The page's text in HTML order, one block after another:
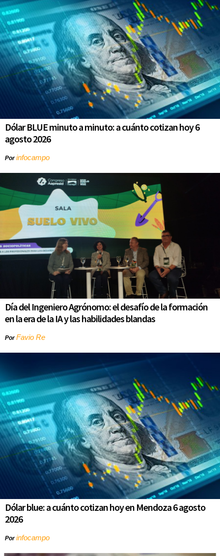
Dólar BLUE minuto a minuto: a cuánto cotizan hoy 6
agosto 2026
Porinfocampo
Día del Ingeniero Agrónomo: el desafío de la formación
en la era de la IA y las habilidades blandas
PorFavio Re
Dólar blue: a cuánto cotizan hoy en Mendoza 6 agosto
2026
Porinfocampo